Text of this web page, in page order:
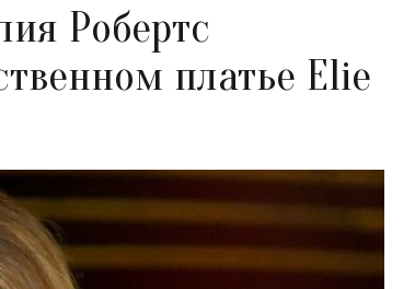
Робертс
платье Elie